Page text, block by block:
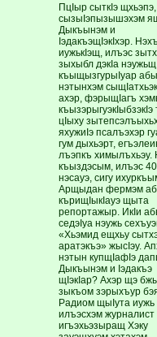
ПцIыр сыткIэ
сызыIэпызышэхэм
Дыкъынэм и
IэдакъэщIэкIхэр.
иужькIэщ, илъэс
зыхыбл дэкIа нэужьщ
къыщызгурыIуар
нэтынхэм
ахэр, фэрыщIагъ
къызэрыгуэкIыбзэкIэ
цIыху
яхужиIэ псалъэхэр
гум дыхьэрт,
лъэпкъ химылъхьэу.
къыздэсым, илъэс
нэсауэ, сигу
Арщыдан фермэм
кърищIыкIауэ щыта
репортажыр. ИкIи
седэIуа нэужь
«Хьэмид ещхьу
аратэкъэ» жысIэу.
нэтын купщIафIэ
Дыкъынэм и Iэдакъэ
щIэкIар? Ахэр щэ
зыкъом зэрыхъур
Радиом щыIута иужь
илъэсхэм журналист
игъэхьэзыращ Хэку